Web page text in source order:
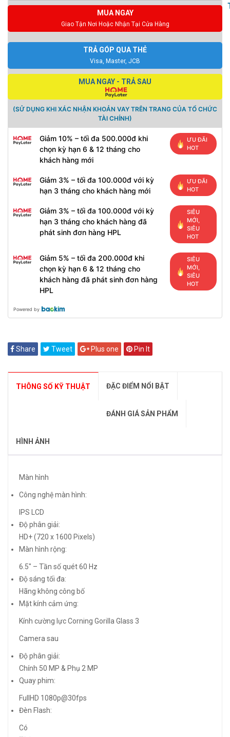
MUA NGAY
Giao Tận Nơi Hoặc Nhận Tại Cửa Hàng
TRẢ GÓP QUA THẺ
Visa, Master, JCB
MUA NGAY - TRẢ SAU
(SỬ DỤNG KHI XÁC NHẬN KHOẢN VAY TRÊN TRANG CỦA TỔ CHỨC
TÀI CHÍNH)
Giảm 10% – tối đa 500.000đ khi
chọn kỳ hạn 6 & 12 tháng cho
khách hàng mới
ƯU ĐÃI
HOT
Giảm 3% – tối đa 100.000đ với kỳ
hạn 3 tháng cho khách hàng mới
ƯU ĐÃI
HOT
Giảm 3% – tối đa 100.000đ với kỳ
hạn 3 tháng cho khách hàng đã
phát sinh đơn hàng HPL
SIÊU
MỚI,
SIÊU
HOT
Giảm 5% – tối đa 200.000đ khi
chọn kỳ hạn 6 & 12 tháng cho
khách hàng đã phát sinh đơn hàng
HPL
SIÊU
MỚI,
SIÊU
HOT
Powered by
Share Tweet Plus one Pin It
THÔNG SỐ KỸ THUẬT ĐẶC ĐIỂM NỔI BẬT
ĐÁNH GIÁ SẢN PHẨM
HÌNH ẢNH
Màn hình
Công nghệ màn hình:
IPS LCD
Độ phân giải:
HD+ (720 x 1600 Pixels)
Màn hình rộng:
6.5″ – Tần số quét 60 Hz
Độ sáng tối đa:
Hãng không công bố
Mặt kính cảm ứng:
Kính cường lực Corning Gorilla Glass 3
Camera sau
Độ phân giải:
Chính 50 MP & Phụ 2 MP
Quay phim:
FullHD 1080p@30fps
Đèn Flash:
Có